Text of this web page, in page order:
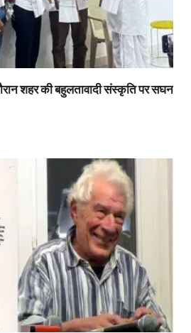
शहर की बहुलतावादी संस्कृति पर सघन